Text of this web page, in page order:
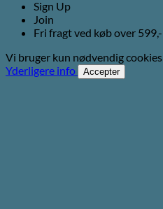
Sign Up
Join
Fri fragt ved køb over 599,-
Vi bruger kun nødvendig cookies
Yderligere info
Accepter